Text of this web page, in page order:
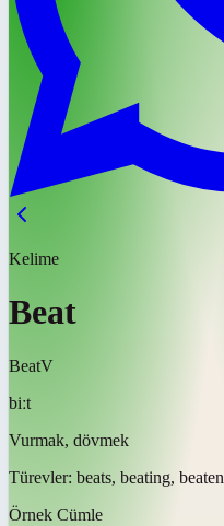
Kelime
Beat
BeatV
biːt
Vurmak, dövmek
Türevler: beats, beating, beaten
Örnek Cümle